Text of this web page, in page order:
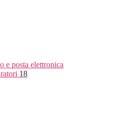
e posta elettronica
18